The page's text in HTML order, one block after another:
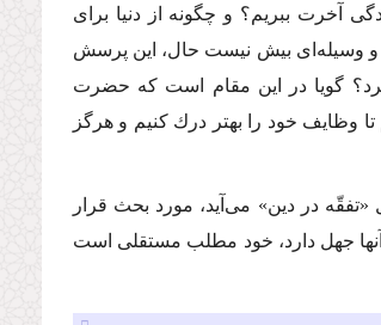
آخرت ببریم؟ و چگونه از دنیا براى
و وسیله‌اى بیش نیست حال، این پرسش
گویا در این مقام است كه حضرت
وظایف خود را بهتر درك كنیم و هرگز
در دین» مى‌آید، مورد بحث قرار
جهل دارد، خود مطلب مستقلى است